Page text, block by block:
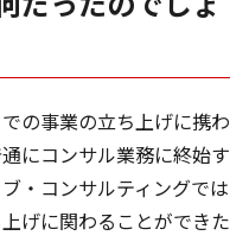
の事業の立ち上げに携わ
にコンサル業務に終始す
・コンサルティングでは
げに関わることができた